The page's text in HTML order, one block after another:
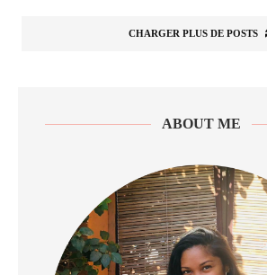
CHARGER PLUS DE POSTS
ABOUT ME